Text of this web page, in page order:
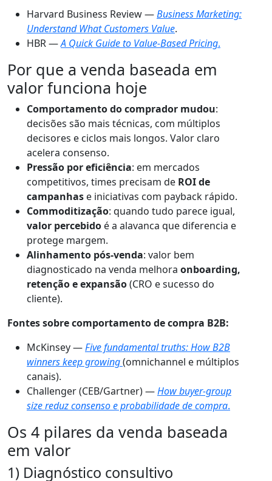
Harvard Business Review —Business Marketing:
Understand What Customers Value.
HBR —A Quick Guide to Value-Based Pricing.
Por que a venda baseada em
valor funciona hoje
Comportamento do comprador mudou:
decisões são mais técnicas, com múltiplos
decisores e ciclos mais longos. Valor claro
acelera consenso.
Pressão por eficiência: em mercados
competitivos, times precisam de ROI de
campanhas e iniciativas com payback rápido.
Commoditização: quando tudo parece igual,
valor percebido é a alavanca que diferencia e
protege margem.
Alinhamento pós-venda: valor bem
diagnosticado na venda melhora onboarding,
retenção e expansão(CRO e sucesso do
cliente).
Fontes sobre comportamento de compra B2B:
McKinsey —Five fundamental truths: How B2B
winners keep growing(omnichannel e múltiplos
canais).
Challenger (CEB/Gartner) —How buyer-group
size reduz consenso e probabilidade de compra.
Os 4 pilares da venda baseada
em valor
1) Diagnóstico consultivo